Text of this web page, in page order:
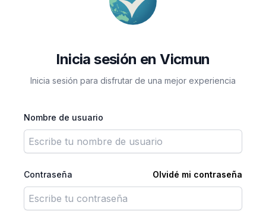
Inicia sesión en Vicmun
Inicia sesión para disfrutar de una mejor experiencia
Nombre de usuario
Contraseña Olvidé mi contraseña